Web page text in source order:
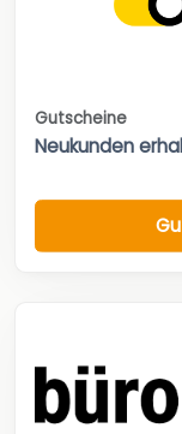
Gutscheine
Neukunden